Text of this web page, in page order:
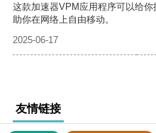
这款加速器VPM应用程序可以给
助你在网络上自由移动。
2025-06-17
友情链接